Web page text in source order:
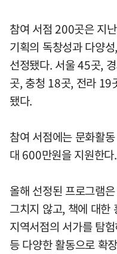
참여 서점 200곳은 지
기획의 독창성과 다양
선정됐다. 서울 45곳,
곳, 충청 18곳, 전라 19
됐다.
참여 서점에는 문화활
대 600만원을 지원한다.
올해 선정된 프로그램
그치지 않고, 책에 대한
지역서점의 서가를 탐
등 다양한 활동으로 확